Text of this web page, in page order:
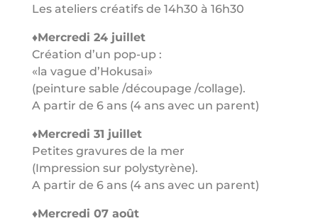
Les ateliers créatifs de 14h30 à 16h30
♦Mercredi 24 juillet
Création d’un pop-up :
«la vague d’Hokusai»
(peinture sable /découpage /collage).
A partir de 6 ans (4 ans avec un parent)
♦Mercredi 31 juillet
Petites gravures de la mer
(Impression sur polystyrène).
A partir de 6 ans (4 ans avec un parent)
♦Mercredi 07 août